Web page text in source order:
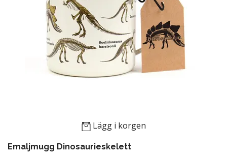
Lägg i korgen
Emaljmugg Dinosaurieskelett